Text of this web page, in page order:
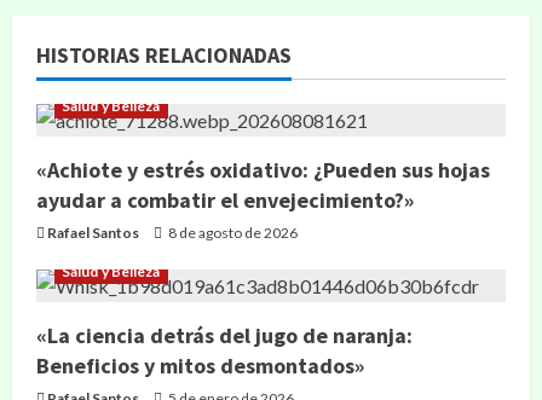
HISTORIAS RELACIONADAS
Salud y Belleza
«Achiote y estrés oxidativo: ¿Pueden sus hojas
ayudar a combatir el envejecimiento?»
Rafael Santos 8 de agosto de 2026
Salud y Belleza
«La ciencia detrás del jugo de naranja:
Beneficios y mitos desmontados»